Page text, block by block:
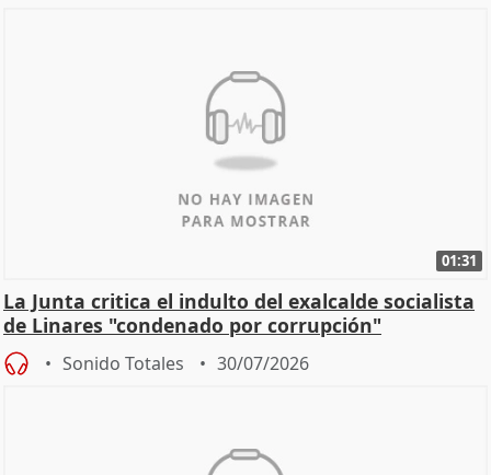
01:31
La Junta critica el indulto del exalcalde socialista
de Linares "condenado por corrupción"
Sonido Totales 30/07/2026